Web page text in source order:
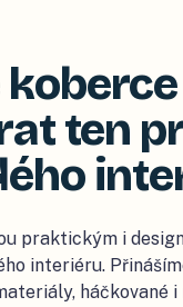
ten
praktickým i
interiéru.
háčkované